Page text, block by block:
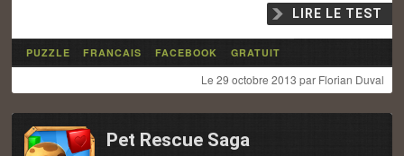
LIRE LE TEST
PUZZLE FRANCAIS FACEBOOK GRATUIT
Le29 octobre 2013 par Florian Duval
Pet Rescue Saga